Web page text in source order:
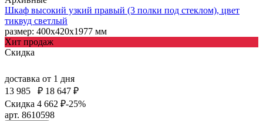
Шкаф высокий узкий правый (3 полки под стеклом), цвет
тиквуд светлый
размер: 400х420х1977 мм
Хит продаж
Скидка
доставка от 1 дня
13 985
₽ 18 647 ₽
Скидка 4 662 ₽-25%
арт. 8610598